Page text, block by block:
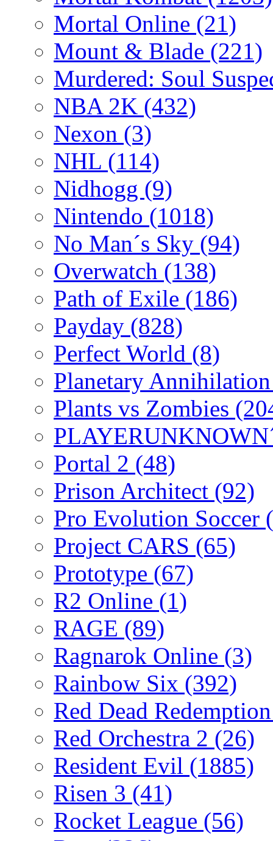
Mortal Online (21)
Mount & Blade (221)
Murdered: Soul
NBA 2K (432)
Nexon (3)
NHL (114)
Nidhogg (9)
Nintendo (1018)
No Man´s Sky (94)
Overwatch (138)
Path of Exile (186)
Payday (828)
Perfect World (8)
Planetary
Plants vs Zombies
Portal 2 (48)
Prison Architect (92)
Pro Evolution Soccer
Project CARS (65)
Prototype (67)
R2 Online (1)
RAGE (89)
Ragnarok Online (3)
Rainbow Six (392)
Red Dead
Red Orchestra 2 (26)
Resident Evil (1885)
Risen 3 (41)
Rocket League (56)